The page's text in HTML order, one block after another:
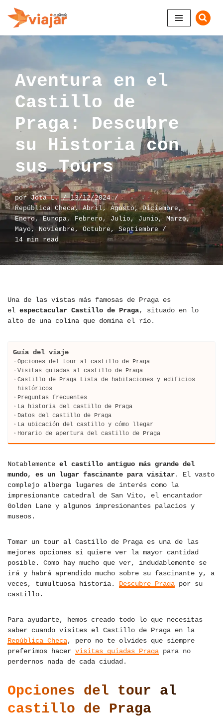
Saltar
al
Aventura en el
Castillo de
Praga: Descubre
su Historia con
sus Tours
porJota L.
13/12/2024
República Checa,Abril,Agosto,Diciembre,
Enero,Europa, Febrero, Julio, Junio, Marzo,
Mayo, Noviembre ,Octubre ,Septiembre
14 min read
Una de las vistas más famosas de Praga es
el espectacular Castillo de Praga, situado en lo
alto de una colina que domina el río.
Guía del viaje
Opciones del tour al castillo de Praga
Visitas guiadas al castillo de Praga
Castillo de Praga Lista de habitaciones y edificios
históricos
Preguntas frecuentes
La historia del castillo de Praga
Datos del castillo de Praga
La ubicación del castillo y cómo llegar
Horario de apertura del castillo de Praga
Notablemente el castillo antiguo más grande del
mundo, es un lugar fascinante para visitar. El vasto
complejo alberga lugares de interés como la
impresionante catedral de San Vito, el encantador
Golden Lane y algunos impresionantes palacios y
museos.
Tomar un tour al Castillo de Praga es una de las
mejores opciones si quiere ver la mayor cantidad
posible. Como hay mucho que ver, indudablemente se
irá y habrá aprendido mucho sobre su fascinante y, a
veces, tumultuosa historia. Descubre Praga por su
castillo.
Para ayudarte, hemos creado todo lo que necesitas
saber cuando visites el Castillo de Praga en la
República Checa, pero no te olvides que siempre
preferimos hacer visitas guiadas Praga para no
perdernos nada de cada ciudad.
Opciones del tour al
castillo de Praga